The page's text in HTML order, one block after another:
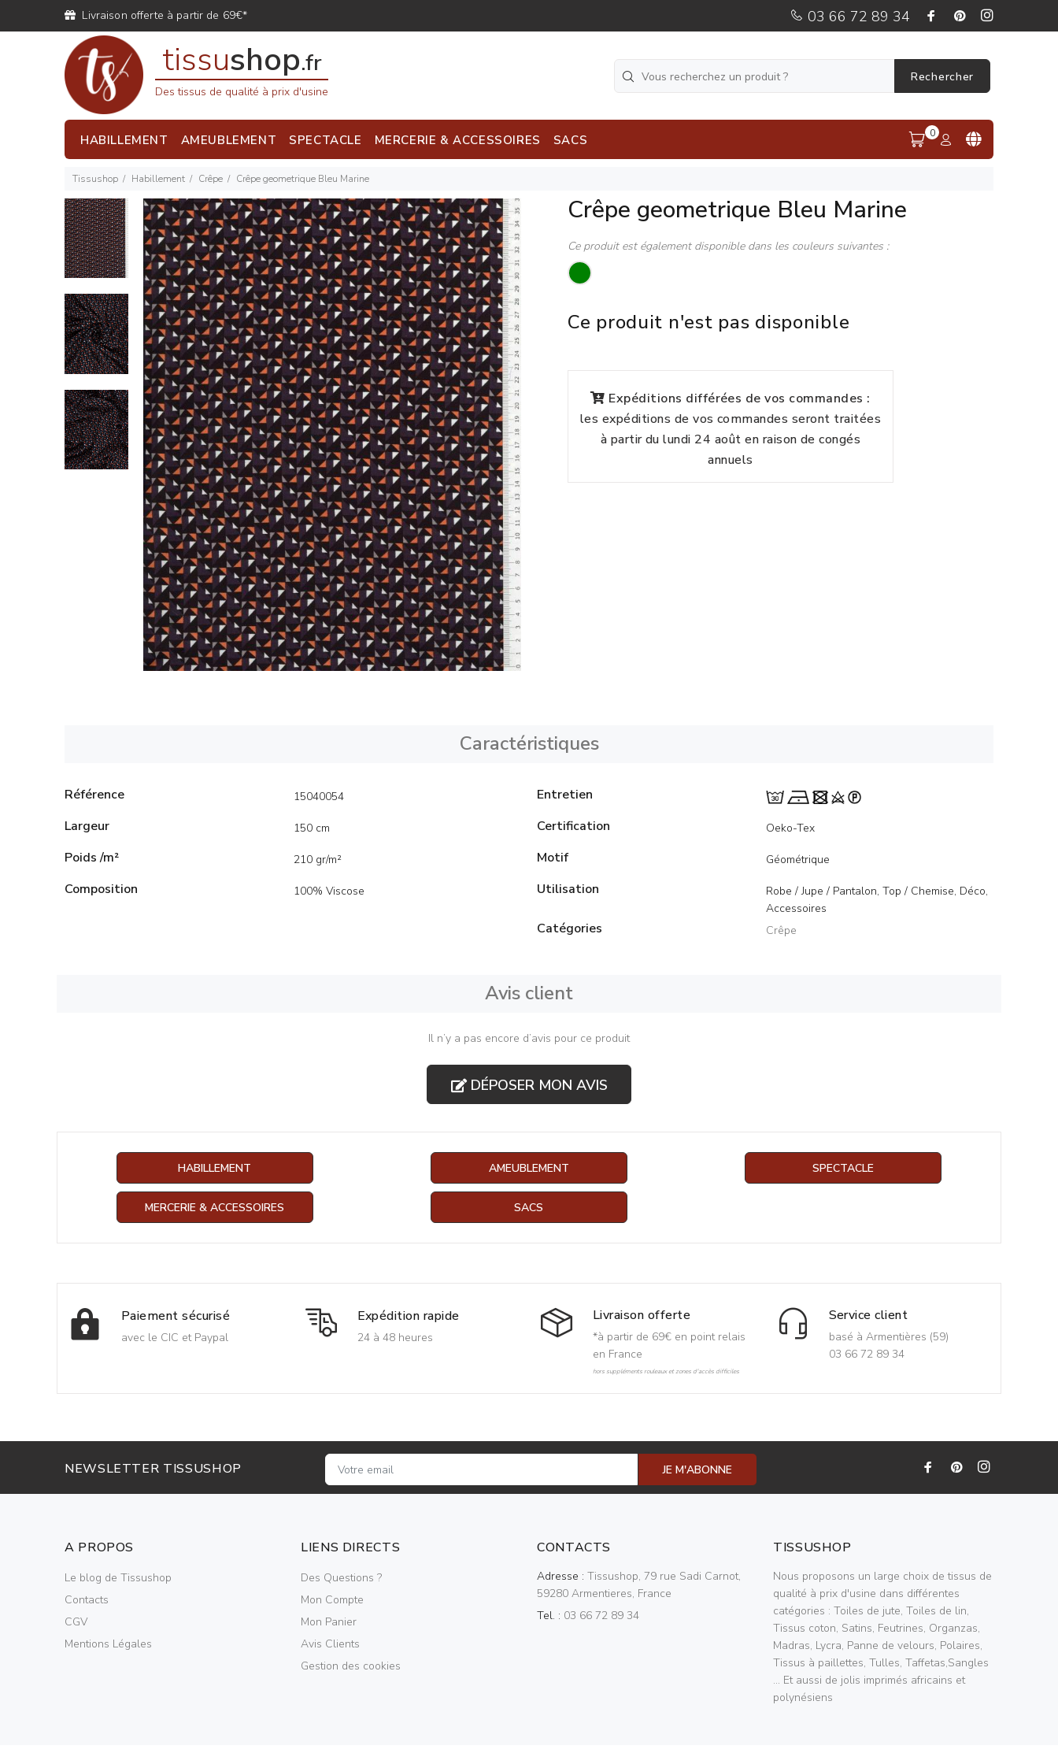
Livraison offerte à partir de 69€* 03 66 72 89 34
tissushop.fr
Des tissus de qualité à prix d'usine
Rechercher
HABILLEMENT AMEUBLEMENT SPECTACLE MERCERIE & ACCESSOIRES SACS 0
Tissushop Habillement Crêpe Crêpe geometrique Bleu Marine
Crêpe geometrique Bleu Marine
Ce produit est également disponible dans les couleurs suivantes :
Ce produit n'est pas disponible
Expéditions différées de vos commandes :
les expéditions de vos commandes seront traitées
à partir du lundi 24 août en raison de congés
annuels
Caractéristiques
Référence 15040054
Largeur 150 cm
Poids /m² 210 gr/m²
Composition 100% Viscose
Entretien
Certification
Oeko-Tex
Motif Géométrique
Utilisation
Robe / Jupe / Pantalon, Top / Chemise, Déco,
Accessoires
Catégories Crêpe
Avis client
Il n’y a pas encore d’avis pour ce produit
DÉPOSER MON AVIS
HABILLEMENT AMEUBLEMENT SPECTACLE
MERCERIE & ACCESSOIRES SACS
Paiement sécurisé
avec le CIC et Paypal
Expédition rapide
24 à 48 heures
Livraison offerte
*à partir de 69€ en point relais
en France
hors suppléments rouleaux et zones d'accès difficiles
Service client
basé à Armentières (59)
03 66 72 89 34
NEWSLETTER TISSUSHOP JE M'ABONNE
A PROPOS
Le blog de Tissushop
Contacts
CGV
Mentions Légales
LIENS DIRECTS
Des Questions ?
Mon Compte
Mon Panier
Avis Clients
Gestion des cookies
CONTACTS
Adresse : Tissushop, 79 rue Sadi Carnot,
59280 Armentieres, France
Tel. : 03 66 72 89 34
TISSUSHOP
Nous proposons un large choix de tissus de
qualité à prix d'usine dans différentes
catégories : Toiles de jute, Toiles de lin,
Tissus coton, Satins, Feutrines, Organzas,
Madras, Lycra, Panne de velours, Polaires,
Tissus à paillettes, Tulles, Taffetas,Sangles
... Et aussi de jolis imprimés africains et
polynésiens